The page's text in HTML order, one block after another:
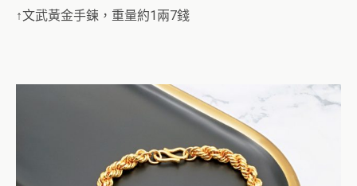
↑文武黃金手鍊，重量約1兩7錢